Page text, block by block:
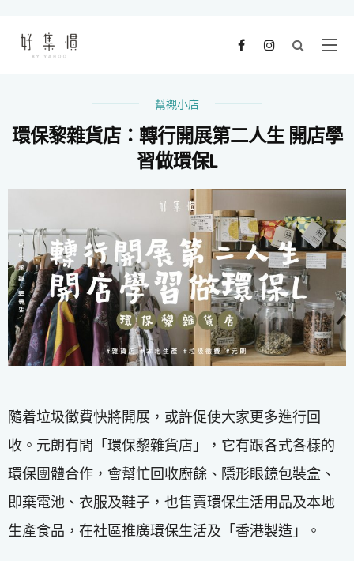
幫襯小店
環保黎雜貨店：轉行開展第二人生 開店學
習做環保L
隨着垃圾徵費快將開展，或許促使大家更多進行回
收。元朗有間「環保黎雜貨店」，它有跟各式各樣的
環保團體合作，會幫忙回收廚餘、隱形眼鏡包裝盒、
即棄電池、衣服及鞋子，也售賣環保生活用品及本地
生產食品，在社區推廣環保生活及「香港製造」。